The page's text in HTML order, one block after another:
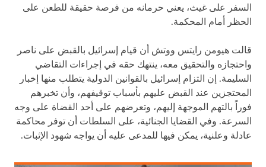
السفر على غيث، يعني حرمانه من فرصة حقيقة للطعن على
الحظر أمام المحكمة.
قالت هيومن رايتس ووتش أن قيام إسرائيل بالقبض على ناصر
واحتجازه والتحقيق معه، ينتهك حقه في إجراءات التقاضي
السليمة. إن التزام إسرائيل بالقوانين الدولية يتطلب منها إخبار
المحتجزين عند القبض عليهم بأسباب توقيفهم، وأن تخبرهم
فوراً بالتهم الموجهة إليهم، وتعرضهم على أحد القضاة على وجه
السرعة. وفي القضايا الجنائية، على السلطات أن توفر محاكمة
عادلة وعلنية، يمكن فيها للمدعى عليه أن يواجه شهود الإثبات.